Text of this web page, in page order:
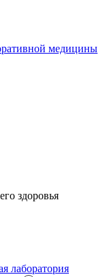
медицины
здоровья
лаборатория